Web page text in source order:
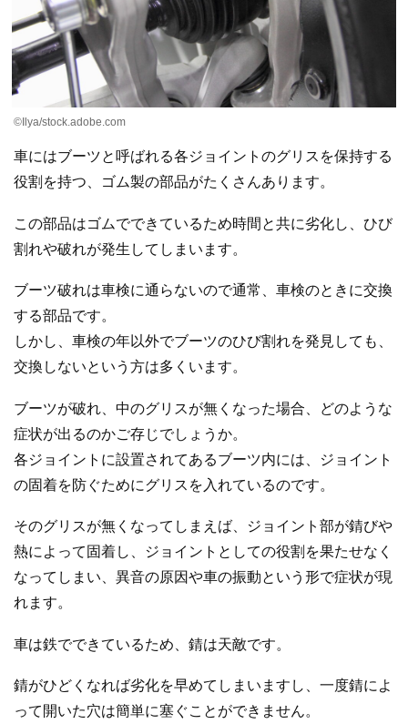
©Ilya/stock.adobe.com
車にはブーツと呼ばれる各ジョイントのグリスを保持する
役割を持つ、ゴム製の部品がたくさんあります。
この部品はゴムでできているため時間と共に劣化し、ひび
割れや破れが発生してしまいます。
ブーツ破れは車検に通らないので通常、車検のときに交換
する部品です。
しかし、車検の年以外でブーツのひび割れを発見しても、
交換しないという方は多くいます。
ブーツが破れ、中のグリスが無くなった場合、どのような
症状が出るのかご存じでしょうか。
各ジョイントに設置されてあるブーツ内には、ジョイント
の固着を防ぐためにグリスを入れているのです。
そのグリスが無くなってしまえば、ジョイント部が錆びや
熱によって固着し、ジョイントとしての役割を果たせなく
なってしまい、異音の原因や車の振動という形で症状が現
れます。
車は鉄でできているため、錆は天敵です。
錆がひどくなれば劣化を早めてしまいますし、一度錆によ
って開いた穴は簡単に塞ぐことができません。